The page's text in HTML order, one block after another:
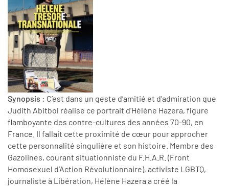
Synopsis : C’est dans un geste d’amitié et d’admiration que
Judith Abitbol réalise ce portrait d’Hélène Hazera, figure
flamboyante des contre-cultures des années 70-90, en
France. Il fallait cette proximité de cœur pour approcher
cette personnalité singulière et son histoire. Membre des
Gazolines, courant situationniste du F.H.A.R. (Front
Homosexuel d’Action Révolutionnaire), activiste LGBTQ,
journaliste à Libération, Hélène Hazera a créé la